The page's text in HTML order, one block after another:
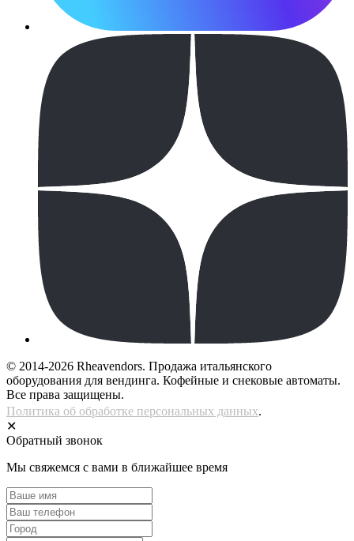
© 2014-2026 Rheavendors. Продажа итальянского
оборудования для вендинга. Кофейные и снековые автоматы.
Все права защищены.
Политика об обработке персональных данных.
✕
Обратный звонок
Мы свяжемся с вами в ближайшее время